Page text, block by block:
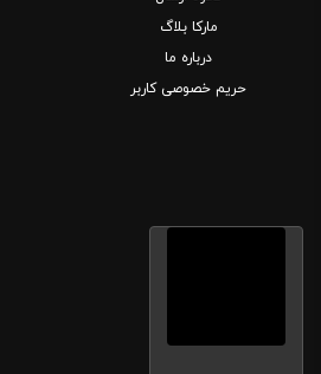
مارکا بلاگ
درباره ما
حریم خصوصی کاربر